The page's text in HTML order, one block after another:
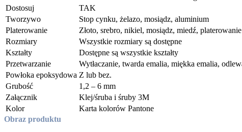
Dostosuj
TAK
Tworzywo
Stop cynku, żelazo, mosiądz, aluminium
Platerowanie
Złoto, srebro, nikiel, mosiądz, miedź,
Rozmiary
Wszystkie rozmiary są dostępne
Kształty
Dostępne są wszystkie kształty
Przetwarzanie
Wytłaczanie, twarda emalia, miękka emalia,
Powłoka epoksydowa Z lub bez.
Grubość
1,2 – 6 mm
Załącznik
Klej/śruba i śruby 3M
Kolor
Karta kolorów Pantone
Obraz produktu